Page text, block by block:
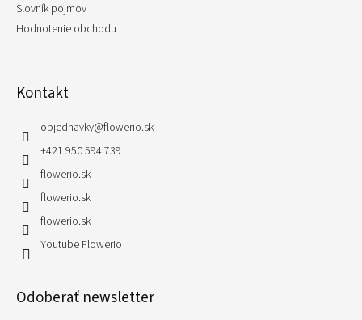
Slovník pojmov
Hodnotenie obchodu
Kontakt
objednavky@flowerio.sk
+421 950 594 739
flowerio.sk
flowerio.sk
flowerio.sk
Youtube Flowerio
Odoberať newsletter